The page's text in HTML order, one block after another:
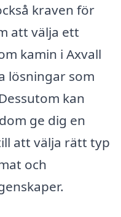
kraven för
att välja ett
kamin i Axvall
lösningar som
kan
ge dig en
att välja rätt typ
och